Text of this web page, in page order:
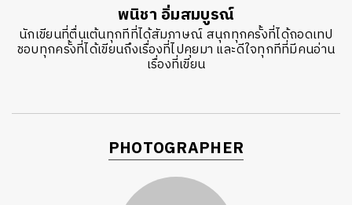
พนิชา อิ่มสมบูรณ์
นักเขียนที่ตื่นเต้นทุกทีที่ได้สัมภาษณ์ สนุกทุกครั้งที่ได้ถอดเทป
ชอบทุกครั้งที่ได้เขียนถึงเรื่องที่ไปคุยมา และดีใจทุกทีที่มีคนอ่าน
เรื่องที่เขียน
PHOTOGRAPHER